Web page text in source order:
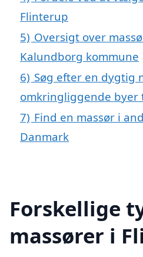
Flinterup
5) Oversigt over
Kalundborg kommune
6) Søg efter en dygtig
omkringliggende byer
7) Find en massør i
Danmark
Forskellige
massører i